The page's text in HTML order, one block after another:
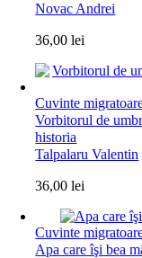
Novac Andrei
36,00lei
Cuvinte
Vorbitorul de
historia
Talpalaru Valentin
36,00lei
Cuvinte
Apa care îşi bea